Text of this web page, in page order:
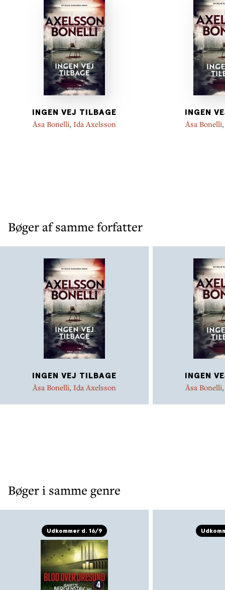
INGEN VEJ TILBAGE
Åsa Bonelli, Ida Axelsson
INGEN
Åsa Bonelli
Bøger af samme forfatter
INGEN VEJ TILBAGE
Åsa Bonelli, Ida Axelsson
INGEN
Åsa Bonelli
Bøger i samme genre
Udkommer d. 16/9